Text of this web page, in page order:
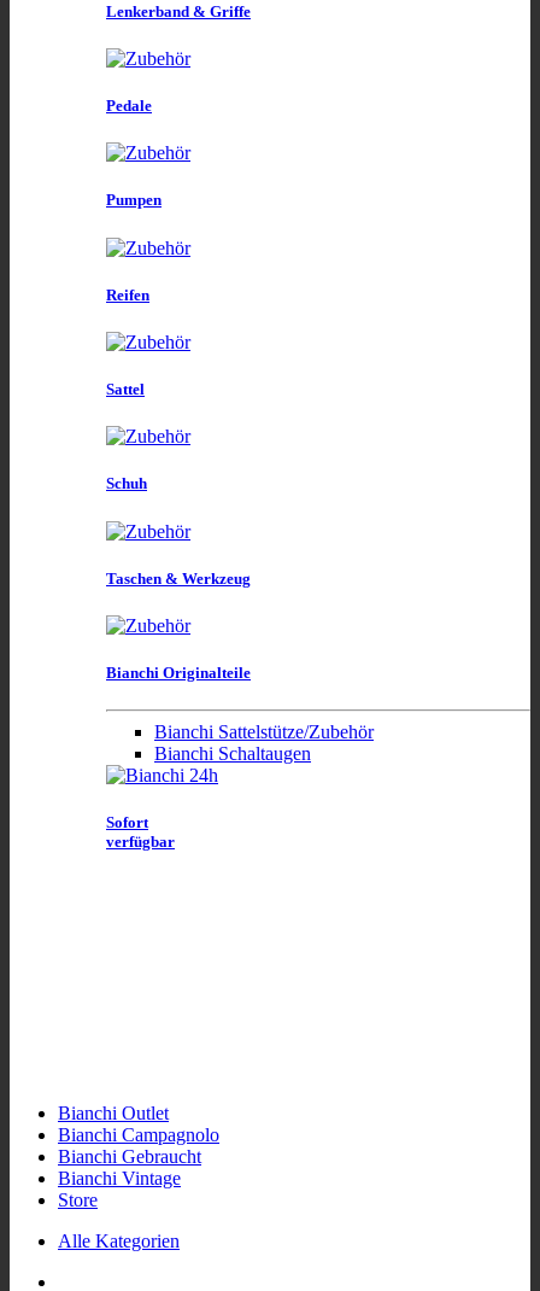
Lenkerband & Griffe
Pedale
Pumpen
Reifen
Sattel
Schuh
Taschen & Werkzeug
Bianchi Originalteile
Bianchi Sattelstütze/Zubehör
Bianchi Schaltaugen
Sofort
verfügbar
Bianchi Outlet
Bianchi Campagnolo
Bianchi Gebraucht
Bianchi Vintage
Store
Alle Kategorien